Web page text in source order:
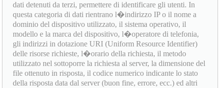
dati detenuti da terzi, permettere di identificare gli utenti. In
questa categoria di dati rientrano l�indirizzo IP o il nome a
dominio del dispositivo utilizzato, il sistema operativo, il
modello e la marca del dispositivo, l�operatore di telefonia,
gli indirizzi in dotazione URI (Uniform Resource Identifier)
delle risorse richieste, l�orario della richiesta, il metodo
utilizzato nel sottoporre la richiesta al server, la dimensione del
file ottenuto in risposta, il codice numerico indicante lo stato
della risposta data dal server (buon fine, errore, ecc.) ed altri